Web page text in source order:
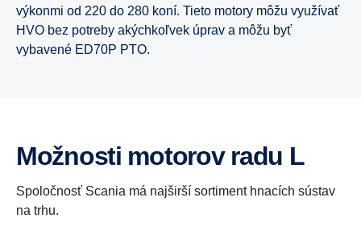
výkonmi od 220 do 280 koní. Tieto motory môžu využívať
HVO bez potreby akýchkoľvek úprav a môžu byť
vybavené ED70P PTO.
Možnosti motorov radu L
Spoločnosť Scania má najširší sortiment hnacích sústav
na trhu.